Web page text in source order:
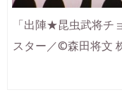
「出陣★昆虫武将チ
スター／©森田将文